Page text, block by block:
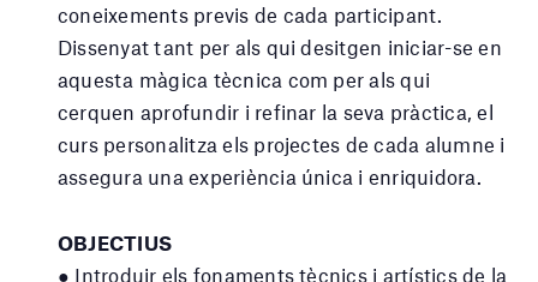
coneixements previs de cada participant.
Dissenyat tant per als qui desitgen iniciar-se en
aquesta màgica tècnica com per als qui
cerquen aprofundir i refinar la seva pràctica, el
curs personalitza els projectes de cada alumne i
assegura una experiència única i enriquidora.
OBJECTIUS
● Introduir els fonaments tècnics i artístics de la